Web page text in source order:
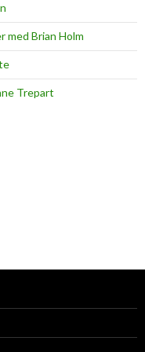
med Brian Holm
Trepart